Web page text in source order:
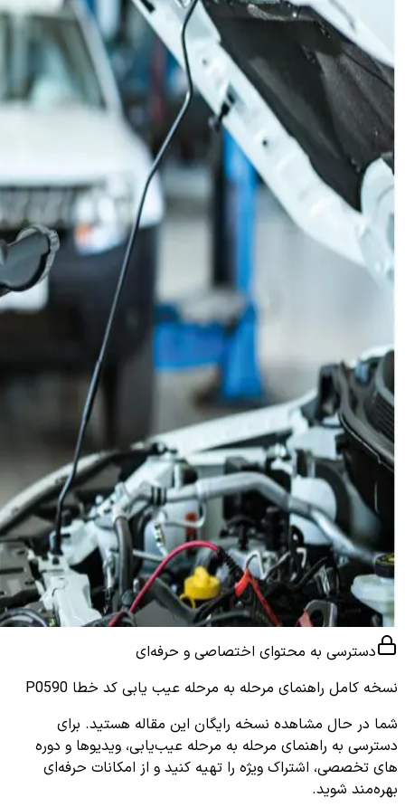
دسترسی به محتوای اختصاصی و حرفه‌ای
نسخه کامل راهنمای مرحله به مرحله عیب یابی کد خطا P0590
شما در حال مشاهده نسخه رایگان این مقاله هستید. برای
دسترسی به راهنمای مرحله به مرحله عیب‌یابی، ویدیوها و دوره
های تخصصی، اشتراک ویژه را تهیه کنید و از امکانات حرفه‌ای
بهره‌مند شوید.